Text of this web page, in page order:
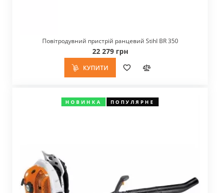
Повітродувний пристрій ранцевий Stihl BR 350
22 279 грн
КУПИТИ
НОВИНКА ПОПУЛЯРНЕ